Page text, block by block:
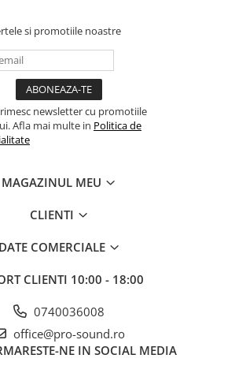
pentru copii
DAW
Y
si promotiile noastre
newsletter cu promotiile
Afla mai multe in Politica de
MAGAZINUL MEU
CLIENTI
DATE COMERCIALE
CLIENTI 10:00 - 18:00
0740036008
office@pro-sound.ro
NE IN SOCIAL MEDIA